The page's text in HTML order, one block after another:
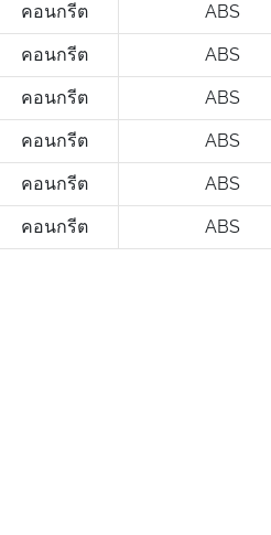
คอนกรีต ABS
คอนกรีต ABS
คอนกรีต ABS
คอนกรีต ABS
คอนกรีต ABS
คอนกรีต ABS